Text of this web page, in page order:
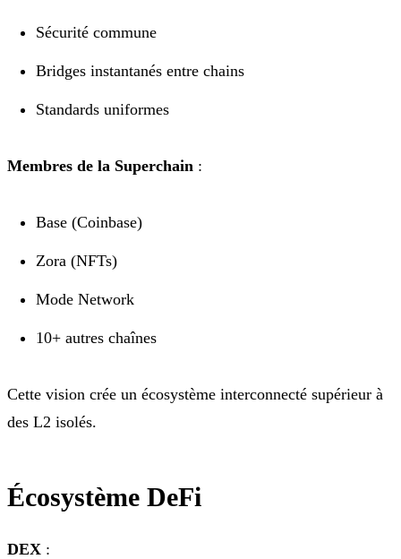
Sécurité commune
Bridges instantanés entre chains
Standards uniformes
Membres de la Superchain :
Base (Coinbase)
Zora (NFTs)
Mode Network
10+ autres chaînes
Cette vision crée un écosystème interconnecté supérieur à
des L2 isolés.
Écosystème DeFi
DEX :